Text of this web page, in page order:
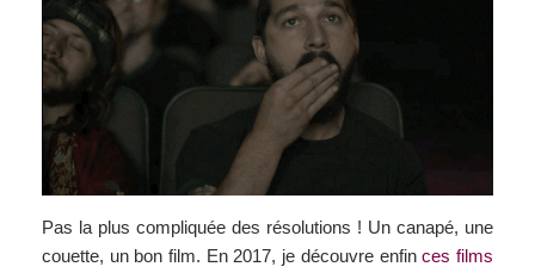
Pas la plus compliquée des résolutions ! Un canapé, une
couette, un bon film. En 2017, je découvre enfinces films